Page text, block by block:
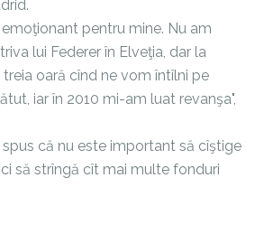
pentru mine. Nu am
lui Federer în Elveţia, dar la
oară cînd ne vom întîlni pe
iar în 2010 mi-am luat revanşa",
spus că nu este important să cîştige
să strîngă cît mai multe fonduri